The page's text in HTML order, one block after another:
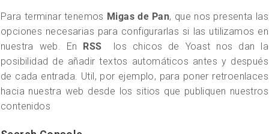
Para terminar tenemos Migas de Pan, que nos presenta las
opciones necesarias para configurarlas si las utilizamos en
nuestra web. En RSS los chicos de Yoast nos dan la
posibilidad de añadir textos automáticos antes y después
de cada entrada. Util, por ejemplo, para poner retroenlaces
hacia nuestra web desde los sitios que publiquen nuestros
contenidos